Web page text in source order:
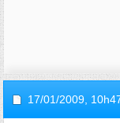
17/01/2009,